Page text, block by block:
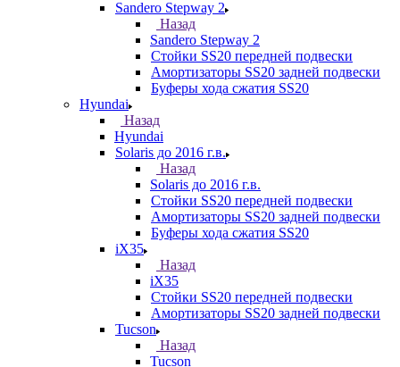
Sandero Stepway 2
Назад
Sandero Stepway 2
Стойки SS20 передней подвески
Амортизаторы SS20 задней подвески
Буферы хода сжатия SS20
Hyundai
Назад
Hyundai
Solaris до 2016 г.в.
Назад
Solaris до 2016 г.в.
Стойки SS20 передней подвески
Амортизаторы SS20 задней подвески
Буферы хода сжатия SS20
iX35
Назад
iX35
Стойки SS20 передней подвески
Амортизаторы SS20 задней подвески
Tucson
Назад
Tucson